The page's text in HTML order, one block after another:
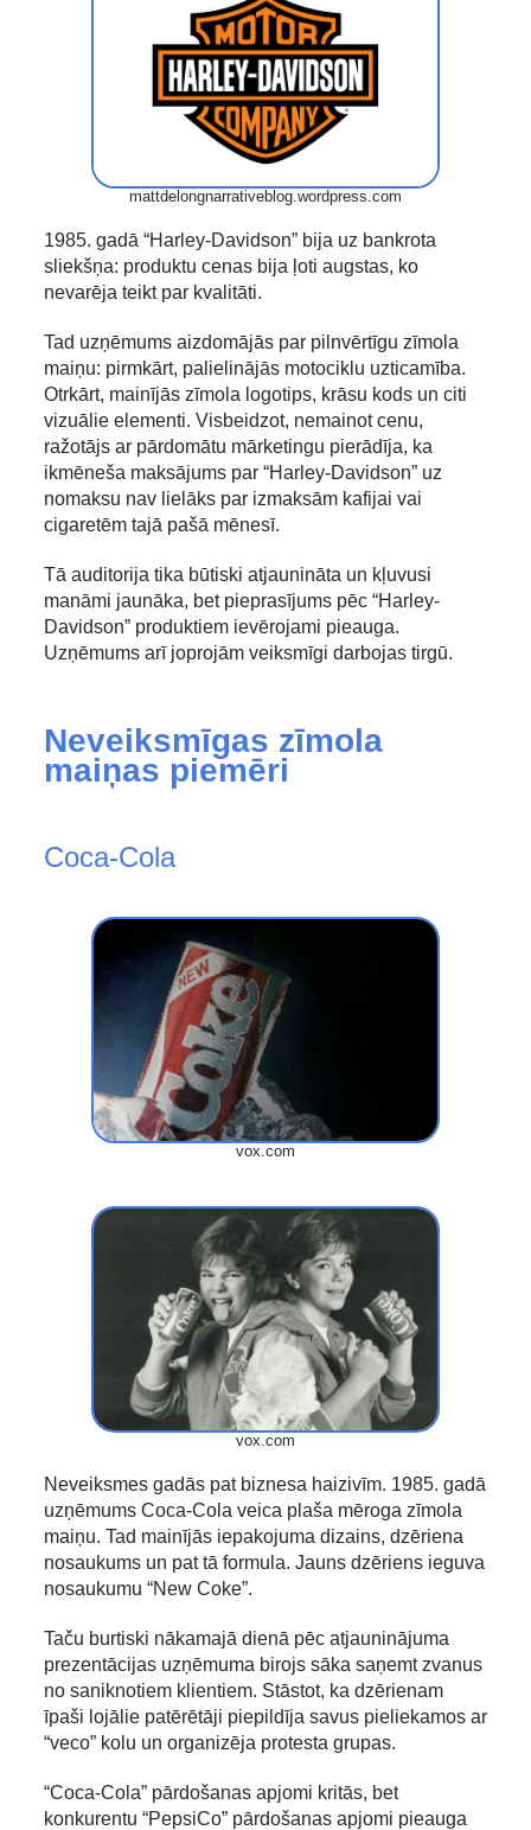
mattdelongnarrativeblog.wordpress.com
1985. gadā “Harley-Davidson” bija uz bankrota
sliekšņa: produktu cenas bija ļoti augstas, ko
nevarēja teikt par kvalitāti.
Tad uzņēmums aizdomājās par pilnvērtīgu zīmola
maiņu: pirmkārt, palielinājās motociklu uzticamība.
Otrkārt, mainījās zīmola logotips, krāsu kods un citi
vizuālie elementi. Visbeidzot, nemainot cenu,
ražotājs ar pārdomātu mārketingu pierādīja, ka
ikmēneša maksājums par “Harley-Davidson” uz
nomaksu nav lielāks par izmaksām kafijai vai
cigaretēm tajā pašā mēnesī.
Tā auditorija tika būtiski atjaunināta un kļuvusi
manāmi jaunāka, bet pieprasījums pēc “Harley-
Davidson” produktiem ievērojami pieauga.
Uzņēmums arī joprojām veiksmīgi darbojas tirgū.
Neveiksmīgas zīmola
maiņas piemēri
Coca-Cola
vox.com
vox.com
Neveiksmes gadās pat biznesa haizivīm. 1985. gadā
uzņēmums Coca-Cola veica plaša mēroga zīmola
maiņu. Tad mainījās iepakojuma dizains, dzēriena
nosaukums un pat tā formula. Jauns dzēriens ieguva
nosaukumu “New Coke”.
Taču burtiski nākamajā dienā pēc atjauninājuma
prezentācijas uzņēmuma birojs sāka saņemt zvanus
no saniknotiem klientiem. Stāstot, ka dzērienam
īpaši lojālie patērētāji piepildīja savus pieliekamos ar
“veco” kolu un organizēja protesta grupas.
“Coca-Cola” pārdošanas apjomi kritās, bet
konkurentu “PepsiCo” pārdošanas apjomi pieauga